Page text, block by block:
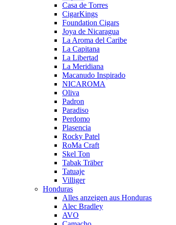
Casa de Torres
CigarKings
Foundation Cigars
Joya de Nicaragua
La Aroma del Caribe
La Capitana
La Libertad
La Meridiana
Macanudo Inspirado
NICAROMA
Oliva
Padron
Paradiso
Perdomo
Plasencia
Rocky Patel
RoMa Craft
Skel Ton
Tabak Träber
Tatuaje
Villiger
Honduras
Alles anzeigen aus Honduras
Alec Bradley
AVO